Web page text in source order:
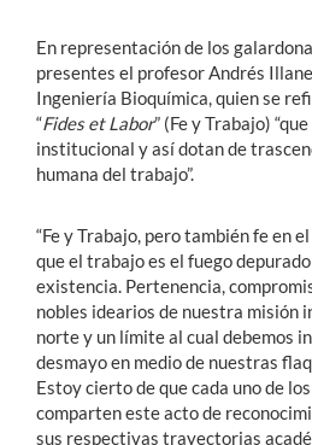
En representación de los
presentes el profesor Andrés
Ingeniería Bioquímica, quien se
“Fides et Labor” (Fe y Trabajo)
institucional y así dotan de
humana del trabajo”.
“Fe y Trabajo, pero también fe en
que el trabajo es el fuego
existencia. Pertenencia,
nobles idearios de nuestra misión
norte y un límite al cual debemos
desmayo en medio de nuestras
Estoy cierto de que cada uno de
comparten este acto de
sus respectivas trayectorias